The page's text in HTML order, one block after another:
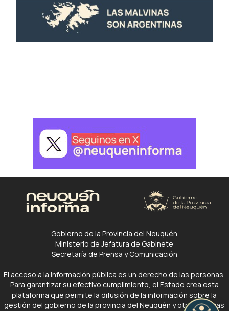
Gobierno de la Provincia del Neuquén
Ministerio de Jefatura de Gabinete
Secretaría de Prensa y Comunicación
El acceso a la información pública es un derecho de las personas.
Para garantizar su efectivo cumplimiento, el Estado crea esta
plataforma que permite la difusión de la información sobre la
gestión del gobierno de la provincia del Neuquén y otras noticias